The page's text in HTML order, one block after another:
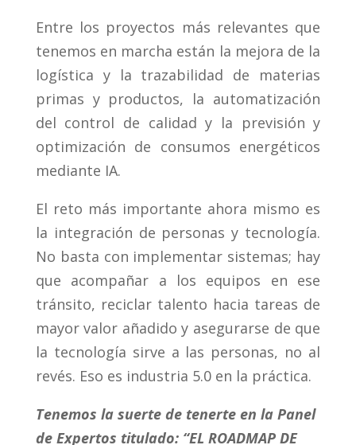
Entre los proyectos más relevantes que
tenemos en marcha están la mejora de la
logística y la trazabilidad de materias
primas y productos, la automatización
del control de calidad y la previsión y
optimización de consumos energéticos
mediante IA.
El reto más importante ahora mismo es
la integración de personas y tecnología.
No basta con implementar sistemas; hay
que acompañar a los equipos en ese
tránsito, reciclar talento hacia tareas de
mayor valor añadido y asegurarse de que
la tecnología sirve a las personas, no al
revés. Eso es industria 5.0 en la práctica.
Tenemos la suerte de tenerte en la Panel
de Expertos titulado: “EL ROADMAP DE